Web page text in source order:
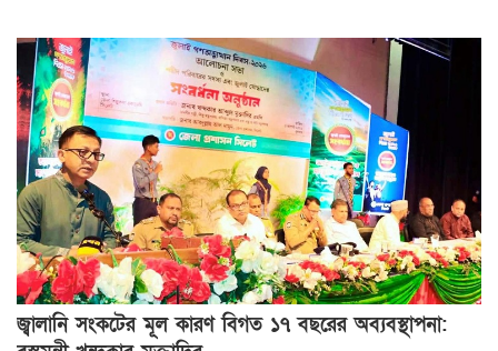
জ্বালানি সংকটের মূল কারণ বিগত ১৭ বছরের অব্যবস্থাপনা: